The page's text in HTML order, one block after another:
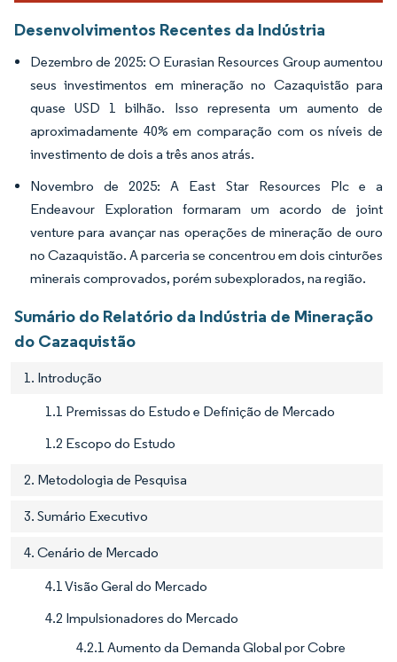
Desenvolvimentos Recentes da Indústria
Dezembro de 2025: O Eurasian Resources Group aumentou
seus investimentos em mineração no Cazaquistão para
quase USD 1 bilhão. Isso representa um aumento de
aproximadamente 40% em comparação com os níveis de
investimento de dois a três anos atrás.
Novembro de 2025: A East Star Resources Plc e a
Endeavour Exploration formaram um acordo de joint
venture para avançar nas operações de mineração de ouro
no Cazaquistão. A parceria se concentrou em dois cinturões
minerais comprovados, porém subexplorados, na região.
Sumário do Relatório da Indústria de Mineração
do Cazaquistão
1. Introdução
1.1 Premissas do Estudo e Definição de Mercado
1.2 Escopo do Estudo
2. Metodologia de Pesquisa
3. Sumário Executivo
4. Cenário de Mercado
4.1 Visão Geral do Mercado
4.2 Impulsionadores do Mercado
4.2.1 Aumento da Demanda Global por Cobre